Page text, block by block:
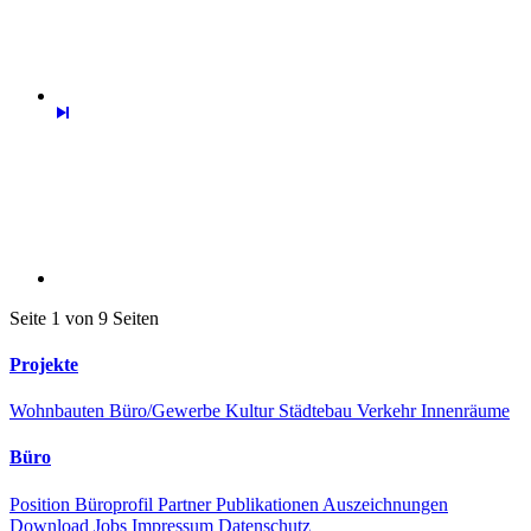
Seite 1 von 9 Seiten
Projekte
Wohnbauten Büro/Gewerbe Kultur Städtebau VerkehrInnenräume
Büro
Position Büroprofil PartnerPublikationen Auszeichnungen
Download Jobs Impressum Datenschutz